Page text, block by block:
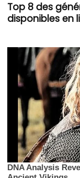
Top 8 des
disponibles en